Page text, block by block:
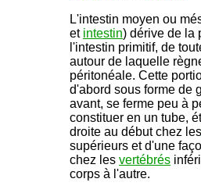
L'intestin moyen ou
et intestin) dérive de la
l'intestin primitif, de
autour de laquelle
péritonéale. Cette
d'abord sous forme de
avant, se ferme peu à
constituer en un tube,
droite au début chez les
supérieurs et d'une
chez les vertébrés
corps à l'autre.